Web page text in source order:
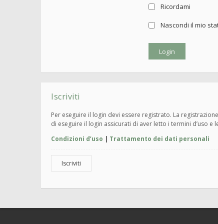
Ricordami
Nascondi il mio
Iscriviti
Per eseguire il login devi essere registrato. La
di eseguire il login assicurati di aver letto i termini d’uso e
Condizioni d’uso | Trattamento dei dati personali
Iscriviti